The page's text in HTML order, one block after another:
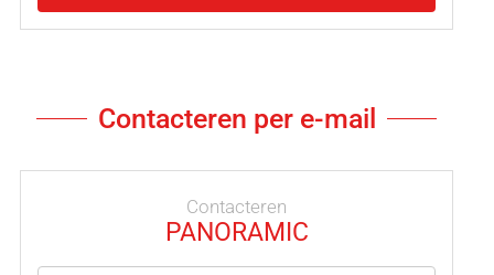
Contacteren per e-mail
Contacteren
PANORAMIC